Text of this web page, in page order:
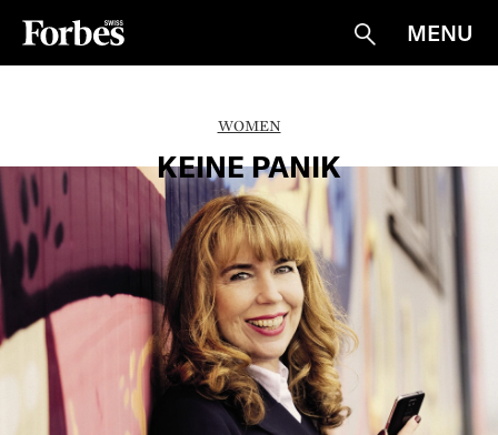
Suche
MENU
WOMEN
KEINE PANIK